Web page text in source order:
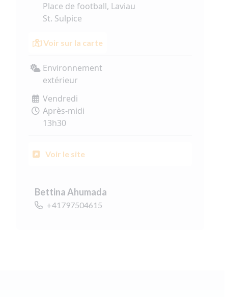
Place de football, Laviau
St. Sulpice
Voir sur la carte
Environnement
extérieur
Vendredi
Après-midi
13h30
Voir le site
Bettina Ahumada
+41797504615